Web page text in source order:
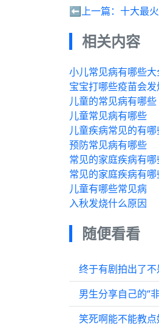
⬅️上一篇： 十大最
相关内容
小儿常见病有哪些大
宝宝打哪些疫苗会发
儿童的常见病有哪些
儿童常见病有哪些
儿童疾病常见的有
预防常见病有哪些
常见的家庭疾病有哪
常见的家庭疾病有哪
儿童有哪些常见病
入秋发烧什么原因
随便看看
笑死啊能不能教